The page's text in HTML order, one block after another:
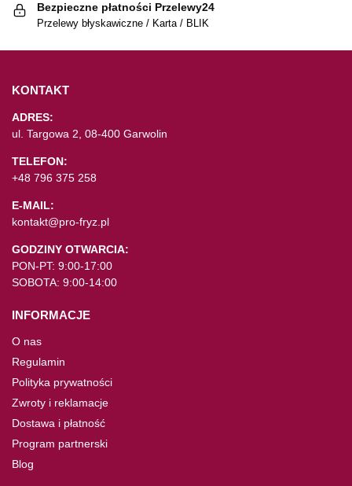
Bezpieczne płatności Przelewy24
Przelewy błyskawiczne / Karta / BLIK
KONTAKT
ADRES:
ul. Targowa 2, 08-400 Garwolin
TELEFON:
+48 796 375 258
E-MAIL:
kontakt@pro-fryz.pl
GODZINY OTWARCIA:
PON-PT: 9:00-17:00
SOBOTA: 9:00-14:00
INFORMACJE
O nas
Regulamin
Polityka prywatności
Zwroty i reklamacje
Dostawa i płatność
Program partnerski
Blog